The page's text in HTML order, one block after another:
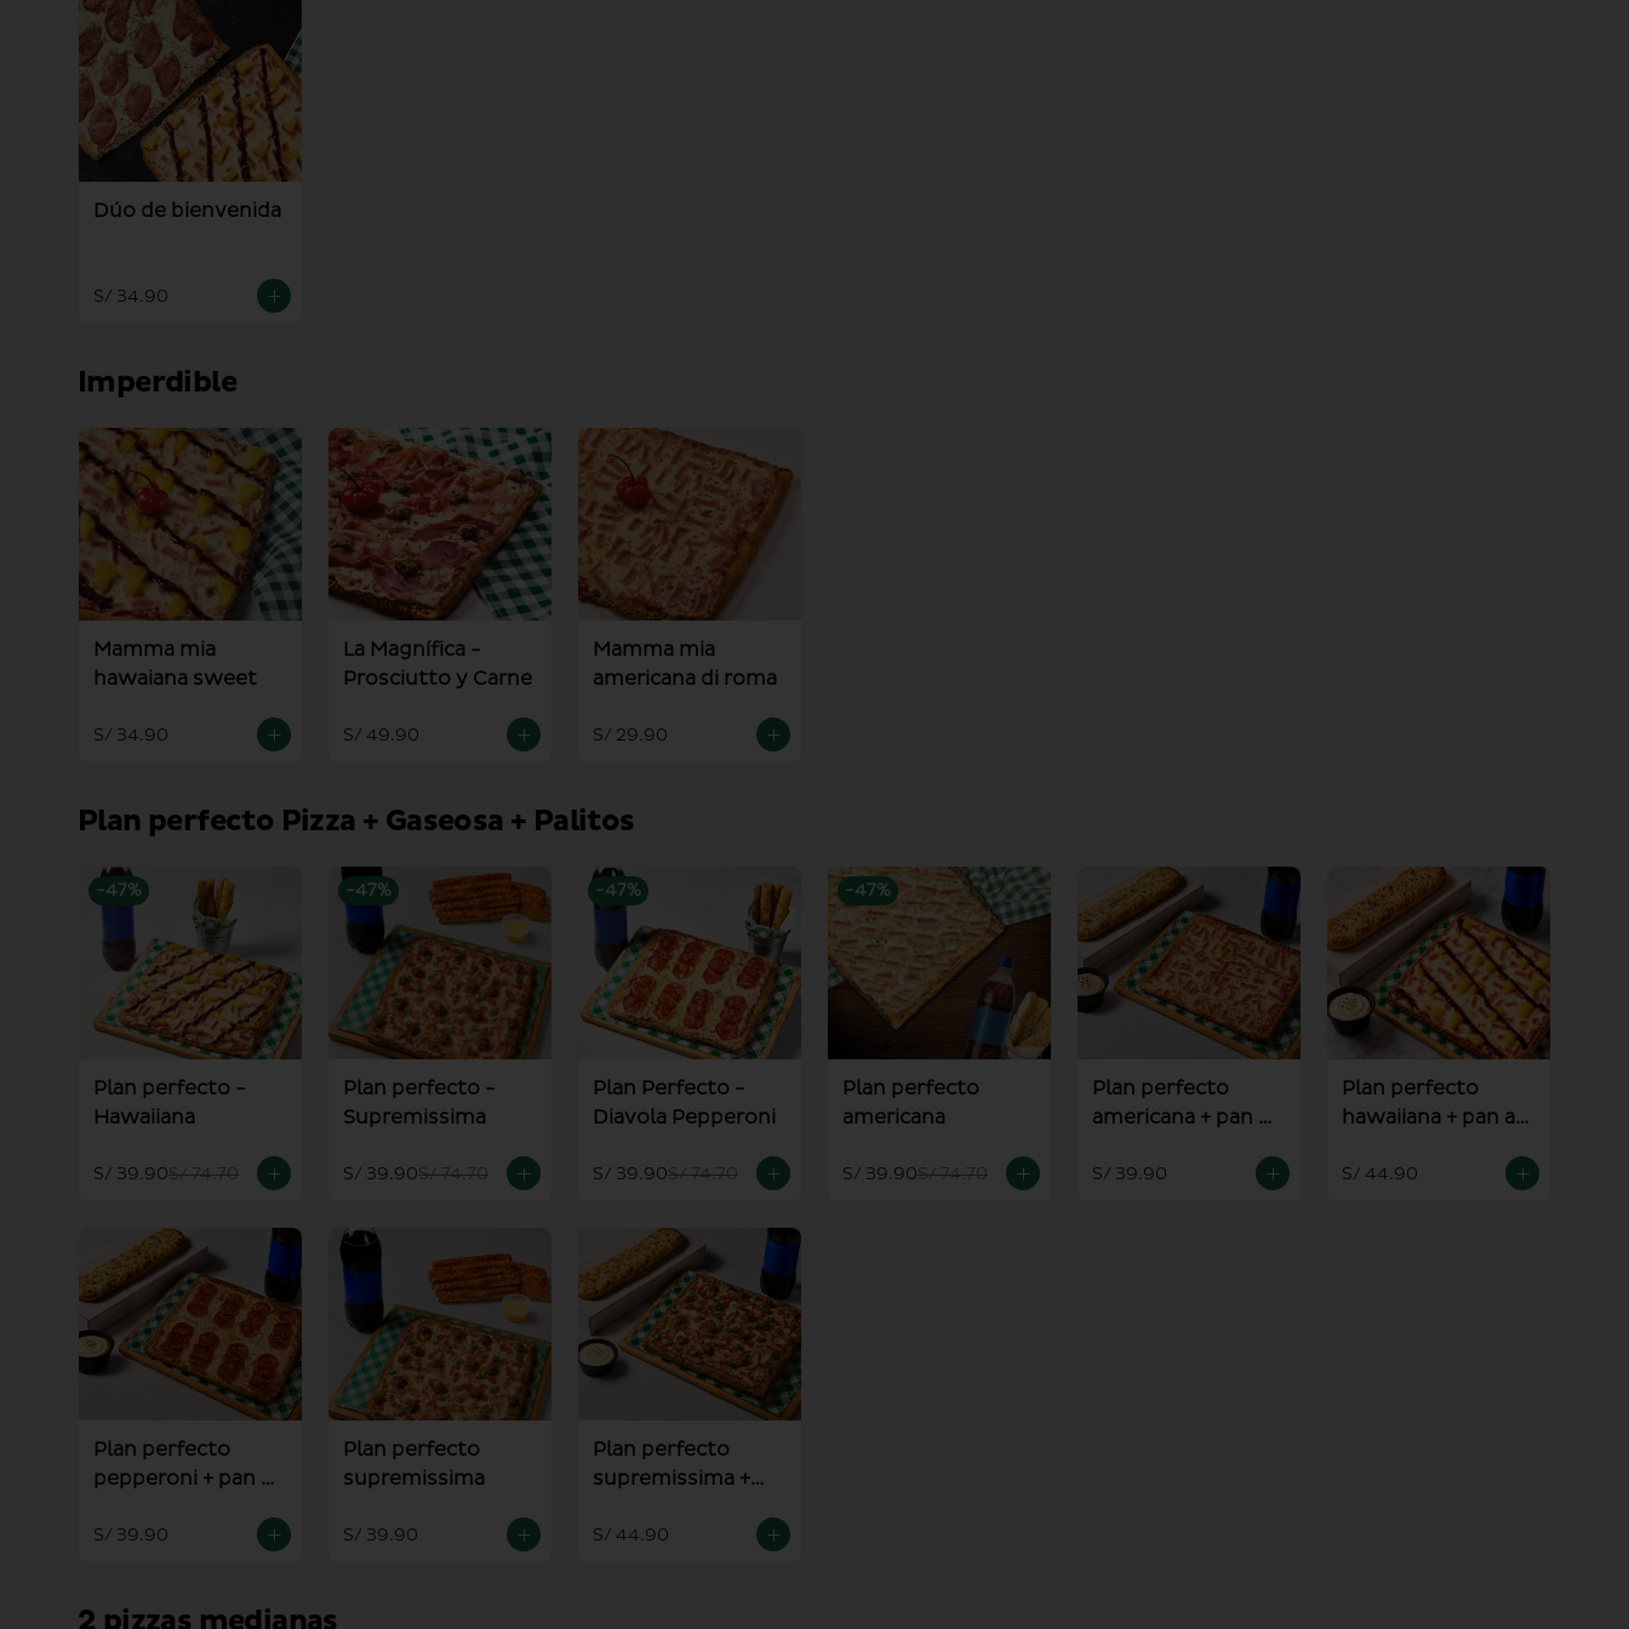
Dúo de bienvenida
S/ 34.90
Imperdible
Mamma mia
hawaiana sweet
S/ 34.90
La Magnífica -
Prosciutto y Carne
S/ 49.90
Mamma mia
americana di roma
S/ 29.90
Plan perfecto Pizza + Gaseosa + Palitos
-47%
Plan perfecto -
Hawaiiana
S/ 39.90S/ 74.70
-47%
Plan perfecto -
Supremissima
S/ 39.90S/ 74.70
-47%
Plan Perfecto -
Diavola Pepperoni
S/ 39.90S/ 74.70
-47%
Plan perfecto
americana
S/ 39.90S/ 74.70
Plan perfecto
americana + pan al
S/ 39.90
Plan perfecto
hawaiiana + pan al
S/ 44.90
Plan perfecto
pepperoni + pan al
S/ 39.90
Plan perfecto
supremissima
S/ 39.90
Plan perfecto
supremissima +
S/ 44.90
2 pizzas medianas